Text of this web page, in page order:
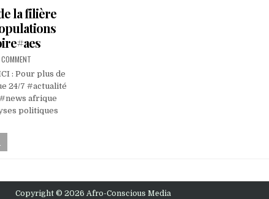
la filière
COMMENT
: Pour plus de
24/7 #actualité
afrique
politiques
Copyright © 2026 Afro-Conscious Media